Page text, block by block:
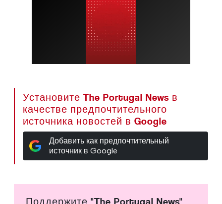
Установите The Portugal News в
качестве предпочтительного
источника новостей в Google
Добавить как предпочтительный
источник в Google
Поддержите "The Portugal News"